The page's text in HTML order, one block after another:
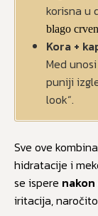
korisna u
blago
Kora +
Med
puniji
look“.
Sve ove
hidratacije i
se ispere
iritacija,